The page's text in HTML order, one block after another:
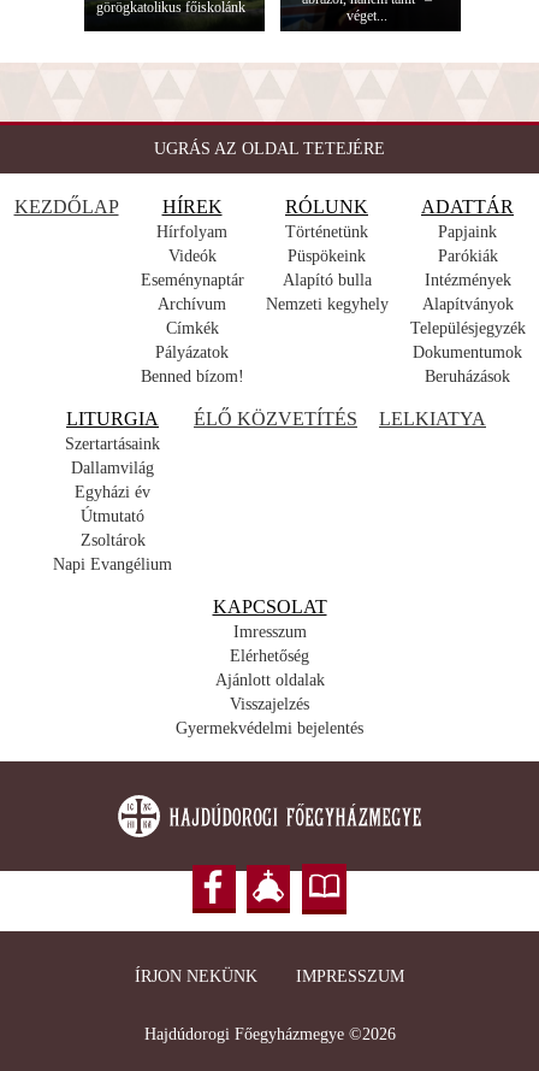
görögkatolikus főiskolánk
véget...
UGRÁS AZ OLDAL TETEJÉRE
KEZDŐLAP HÍREK
Hírfolyam
Videók
Eseménynaptár
Archívum
Címkék
Pályázatok
Benned bízom!
RÓLUNK
Történetünk
Püspökeink
Alapító bulla
Nemzeti kegyhely
ADATTÁR
Papjaink
Parókiák
Intézmények
Alapítványok
Településjegyzék
Dokumentumok
Beruházások
LITURGIA
Szertartásaink
Dallamvilág
Egyházi év
Útmutató
Zsoltárok
Napi Evangélium
ÉLŐ KÖZVETÍTÉS LELKIATYA
KAPCSOLAT
Imresszum
Elérhetőség
Ajánlott oldalak
Visszajelzés
Gyermekvédelmi bejelentés
ÍRJON NEKÜNK IMPRESSZUM
Hajdúdorogi Főegyházmegye ©2026